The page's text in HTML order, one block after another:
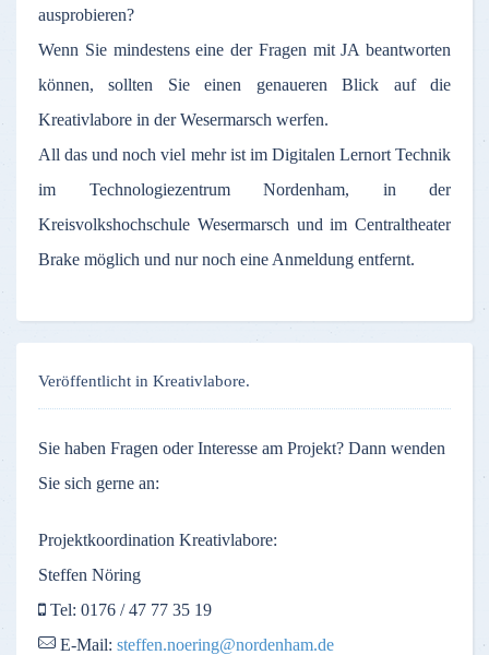
ausprobieren?
Wenn Sie mindestens eine der Fragen mit JA beantworten
können, sollten Sie einen genaueren Blick auf die
Kreativlabore in der Wesermarsch werfen.
All das und noch viel mehr ist im Digitalen Lernort Technik
im Technologiezentrum Nordenham, in der
Kreisvolkshochschule Wesermarsch und im Centraltheater
Brake möglich und nur noch eine Anmeldung entfernt.
Veröffentlicht in Kreativlabore.
Sie haben Fragen oder Interesse am Projekt? Dann wenden
Sie sich gerne an:
Projektkoordination Kreativlabore:
Steffen Nöring
Tel: 0176 / 47 77 35 19
E-Mail: steffen.noering@nordenham.de